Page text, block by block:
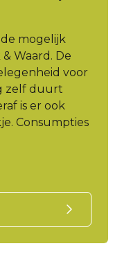
mogelijk
Waard. De
voor
zelf duurt
is er ook
Consumpties